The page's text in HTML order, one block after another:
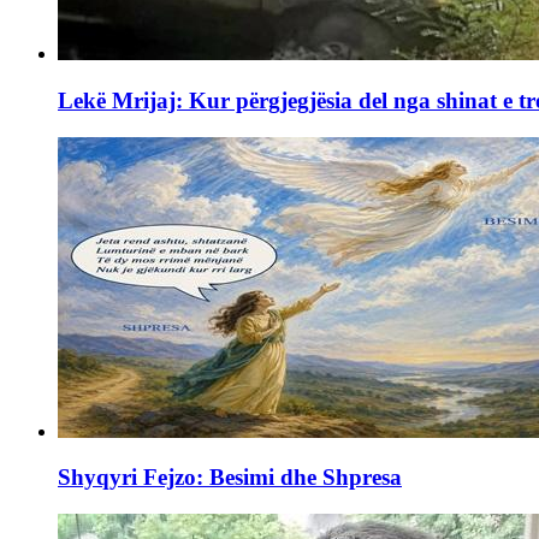
Lekë Mrijaj: Kur përgjegjësia del nga shinat e
Shyqyri Fejzo: Besimi dhe Shpresa